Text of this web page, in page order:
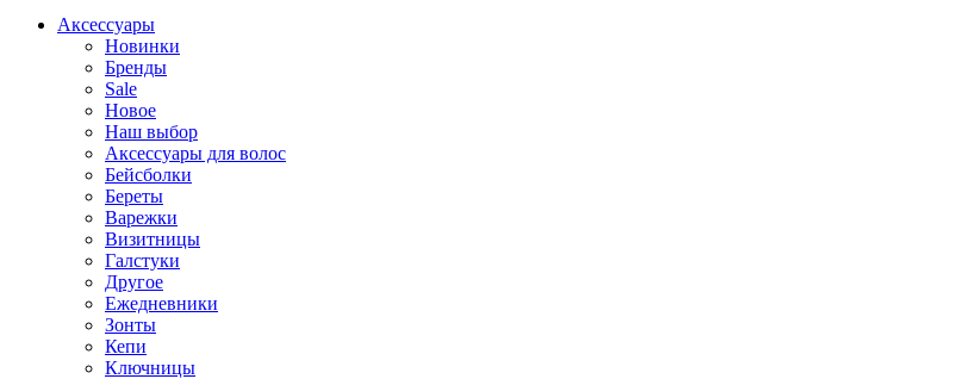
Аксессуары
Новинки
Бренды
Sale
Новое
Наш выбор
Аксессуары для волос
Бейсболки
Береты
Варежки
Визитницы
Галстуки
Другое
Ежедневники
Зонты
Кепи
Ключницы